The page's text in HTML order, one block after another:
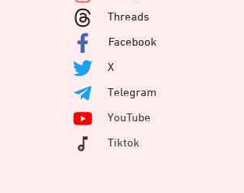
Threads
Facebook
X
Telegram
YouTube
Tiktok